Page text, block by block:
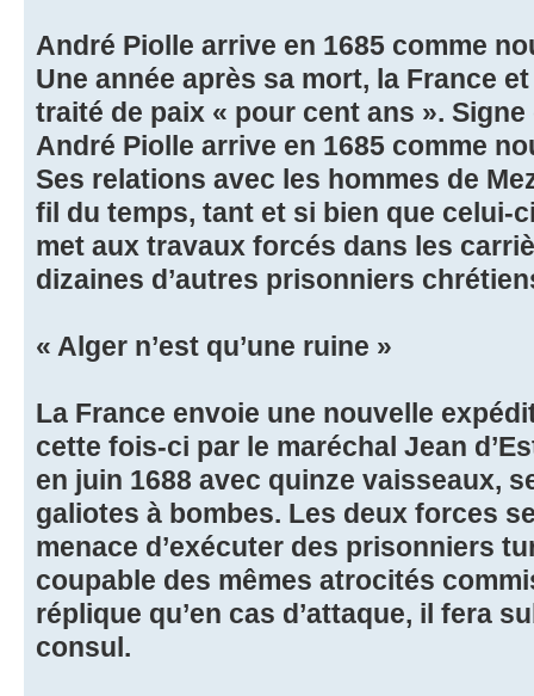
André Piolle arrive en 1685 comme
Une année après sa mort, la France
traité de paix « pour cent ans ».
André Piolle arrive en 1685 comme
Ses relations avec les hommes de
fil du temps, tant et si bien que celui-
met aux travaux forcés dans les
dizaines d’autres prisonniers
« Alger n’est qu’une ruine »
La France envoie une nouvelle
cette fois-ci par le maréchal Jean
en juin 1688 avec quinze vaisseaux,
galiotes à bombes. Les deux forces
menace d’exécuter des prisonniers
coupable des mêmes atrocités
réplique qu’en cas d’attaque, il fera
consul.